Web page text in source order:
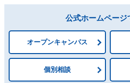
公式ホームページ
オープンキャンパス
個別相談